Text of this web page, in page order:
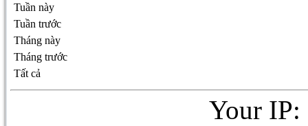
Tuần này
Tuần trước
Tháng này
Tháng trước
Tất cả
Your IP: